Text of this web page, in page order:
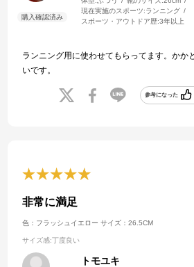
現在実施のスポーツ:ランニング
スポーツ・アウトドア歴:3年以上
ランニング用に使わせてもらってます。かか
いです。
参考になった
非常に満足
色：フラッシュイエロー サイズ：26.5CM
サイズ感:丁度良い
トモユキ